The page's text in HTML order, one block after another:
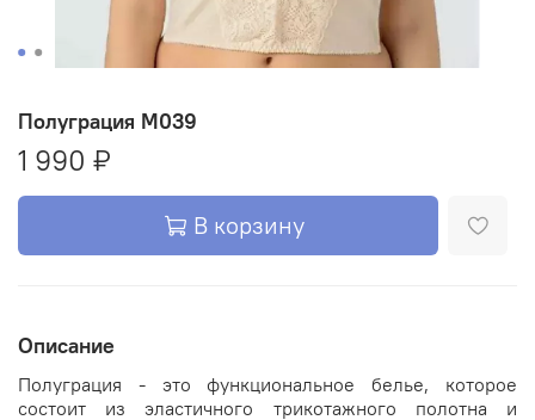
Полуграция М039
1 990 ₽
В корзину
Описание
Полуграция - это функциональное белье, которое
состоит из эластичного трикотажного полотна и